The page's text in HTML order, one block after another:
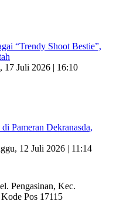
“Trendy Shoot Bestie”,
17 Juli 2026 | 16:10
Pameran Dekranasda,
12 Juli 2026 | 11:14
Pengasinan, Kec.
Pos 17115